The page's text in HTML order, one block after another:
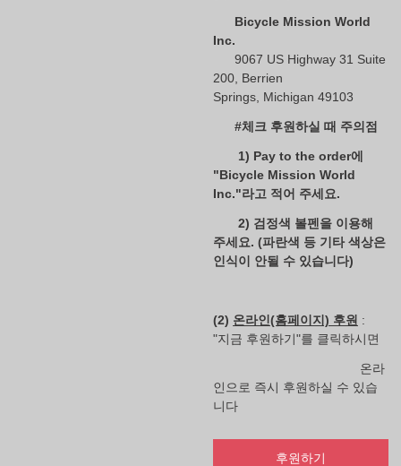
Bicycle Mission World
Inc.
9067 US Highway 31 Suite
200, Berrien
Springs, Michigan 49103
#체크 후원하실 때 주의점
1) Pay to the order에
"Bicycle Mission World
Inc."라고 적어 주세요.
2) 검정색 볼펜을 이용해
주세요. (파란색 등 기타 색상은
인식이 안될 수 있습니다)
(2) 온라인(홈페이지) 후원 :
"지금 후원하기"를 클릭하시면
온라
인으로 즉시 후원하실 수 있습
니다
후원하기